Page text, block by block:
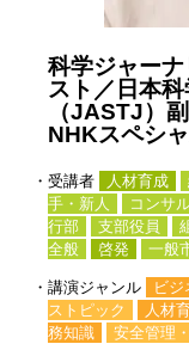
科学ジャー
スト／日本
（JASTJ）
NHKスペシ
・受講者 人材育成
手・新人
コンサ
行部
支部役員
全般
啓発 一般
・講演ジャンル ビジ
ストピック
人材
務知識
安全管理